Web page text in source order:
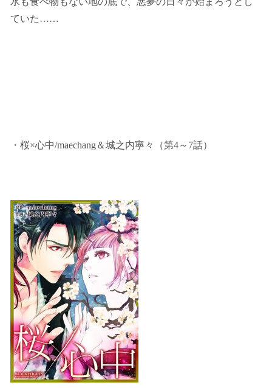
ていた……
・桜×心中/maechang＆城之内寧々（第4～7話）